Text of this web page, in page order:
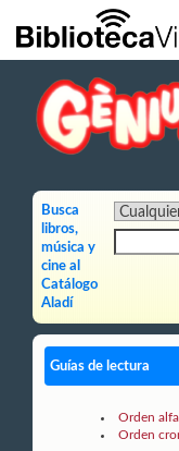
Saltar al contenido principal
Busca
libros,
música y
cine al
Catálogo
Aladí
Guías de lectura
Orden
Orden